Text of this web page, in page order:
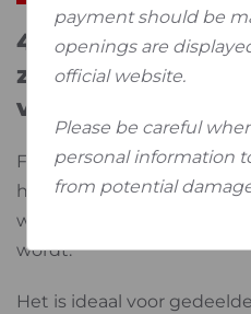
4. Gemoedsrust
van leven voor
Flaminal®biedt
het eenvoudig en flexibel
waardoor wondverzorging
wordt.
Het is ideaal voor
payment should be
openings are
official website.
Please be careful
personal information
from potential